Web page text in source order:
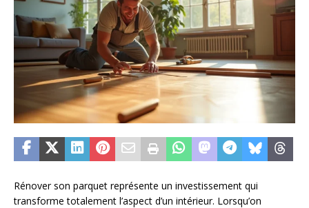
Rénover son parquet représente un investissement qui
transforme totalement l’aspect d’un intérieur. Lorsqu’on